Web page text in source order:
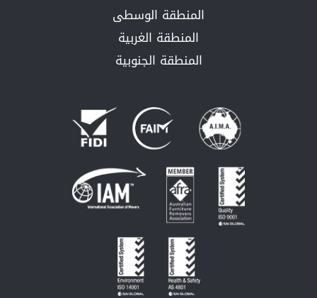
المنطقة الوسطى
المنطقة الغربية
المنطقة الجنوبية